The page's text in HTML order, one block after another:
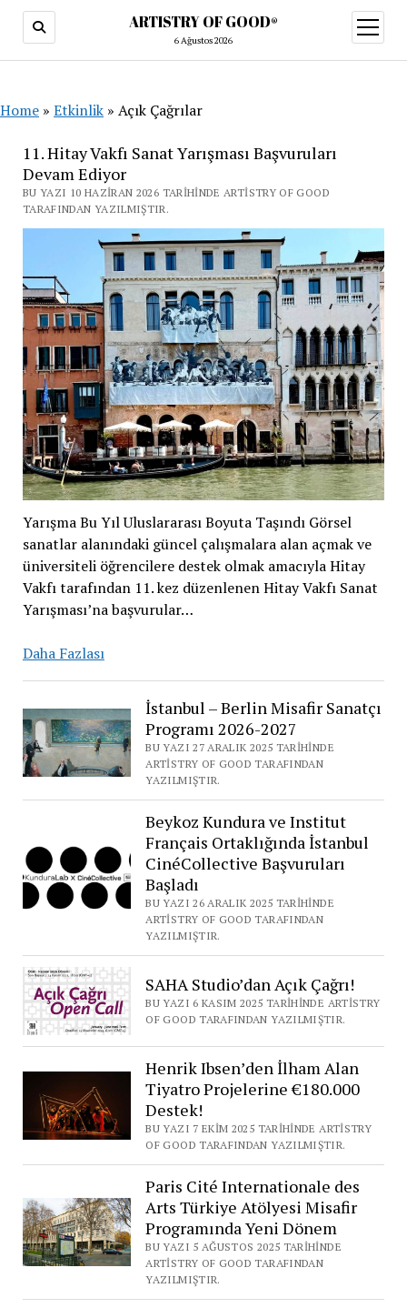
ARTISTRY OF GOOD®
6 Ağustos 2026
aç
Home » Etkinlik » Açık Çağrılar
11. Hitay Vakfı Sanat Yarışması Başvuruları
Devam Ediyor
BU YAZI 10 HAZIRAN 2026 TARIHINDE ARTISTRY OF GOOD
TARAFINDAN YAZILMIŞTIR.
Yarışma Bu Yıl Uluslararası Boyuta Taşındı Görsel
sanatlar alanındaki güncel çalışmalara alan açmak ve
üniversiteli öğrencilere destek olmak amacıyla Hitay
Vakfı tarafından 11. kez düzenlenen Hitay Vakfı Sanat
Yarışması’na başvurular…
Daha Fazlası11.
Sanat
Yarışması
Başvuruları
Devam
Ediyor
İstanbul – Berlin Misafir Sanatçı
Programı 2026-2027
BU YAZI 27 ARALIK 2025 TARIHINDE
ARTISTRY OF GOOD TARAFINDAN
YAZILMIŞTIR.
Beykoz Kundura ve Institut
Français Ortaklığında İstanbul
CinéCollective Başvuruları
Başladı
BU YAZI 26 ARALIK 2025 TARIHINDE
ARTISTRY OF GOOD TARAFINDAN
YAZILMIŞTIR.
SAHA Studio’dan Açık Çağrı!
BU YAZI 6 KASIM 2025 TARIHINDE ARTISTRY
OF GOOD TARAFINDAN YAZILMIŞTIR.
Henrik Ibsen’den İlham Alan
Tiyatro Projelerine €180.000
Destek!
BU YAZI 7 EKIM 2025 TARIHINDE ARTISTRY
OF GOOD TARAFINDAN YAZILMIŞTIR.
Paris Cité Internationale des
Arts Türkiye Atölyesi Misafir
Programında Yeni Dönem
BU YAZI 5 AĞUSTOS 2025 TARIHINDE
ARTISTRY OF GOOD TARAFINDAN
YAZILMIŞTIR.